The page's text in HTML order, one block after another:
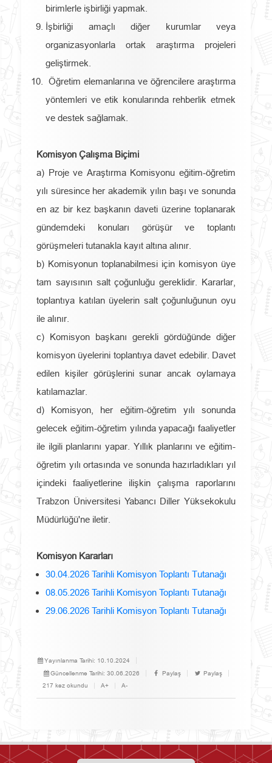
birimlerle işbirliği yapmak.
İşbirliği amaçlı diğer kurumlar veya
organizasyonlarla ortak araştırma projeleri
geliştirmek.
Öğretim elemanlarına ve öğrencilere araştırma
yöntemleri ve etik konularında rehberlik etmek
ve destek sağlamak.
Komisyon Çalışma Biçimi
a) Proje ve Araştırma Komisyonu eğitim-öğretim
yılı süresince her akademik yılın başı ve sonunda
en az bir kez başkanın daveti üzerine toplanarak
gündemdeki konuları görüşür ve toplantı
görüşmeleri tutanakla kayıt altına alınır.
b) Komisyonun toplanabilmesi için komisyon üye
tam sayısının salt çoğunluğu gereklidir. Kararlar,
toplantıya katılan üyelerin salt çoğunluğunun oyu
ile alınır.
c) Komisyon başkanı gerekli gördüğünde diğer
komisyon üyelerini toplantıya davet edebilir. Davet
edilen kişiler görüşlerini sunar ancak oylamaya
katılamazlar.
d) Komisyon, her eğitim-öğretim yılı sonunda
gelecek eğitim-öğretim yılında yapacağı faaliyetler
ile ilgili planlarını yapar. Yıllık planlarını ve eğitim-
öğretim yılı ortasında ve sonunda hazırladıkları yıl
içindeki faaliyetlerine ilişkin çalışma raporlarını
Trabzon Üniversitesi Yabancı Diller Yüksekokulu
Müdürlüğü'ne iletir.
Komisyon Kararları
30.04.2026 Tarihli Komisyon Toplantı Tutanağı
08.05.2026 Tarihli Komisyon Toplantı Tutanağı
29.06.2026 Tarihli Komisyon Toplantı Tutanağı
Yayınlanma Tarihi: 10.10.2024
Güncellenme Tarihi: 30.06.2026 Paylaş
Paylaş
217 kez okundu
A+ A-